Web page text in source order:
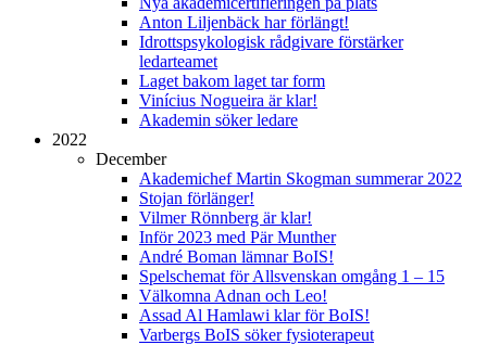
Anton Liljenbäck har förlängt!
Idrottspsykologisk rådgivare förstärker
ledarteamet
Laget bakom laget tar form
Vinícius Nogueira är klar!
Akademin söker ledare
2022
December
Akademichef Martin Skogman summerar 2022
Stojan förlänger!
Vilmer Rönnberg är klar!
Inför 2023 med Pär Munther
André Boman lämnar BoIS!
Spelschemat för Allsvenskan omgång 1 – 15
Välkomna Adnan och Leo!
Assad Al Hamlawi klar för BoIS!
Varbergs BoIS söker fysioterapeut